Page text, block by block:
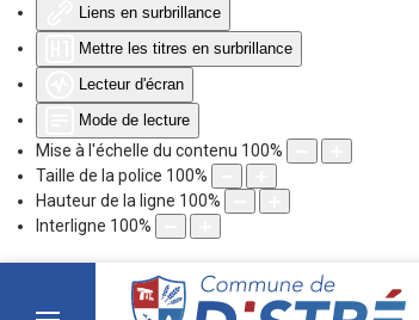
Liens en surbrillance
Mettre les titres en surbrillance
Lecteur d'écran
Mode de lecture
Mise à l'échelle du contenu 100%
Taille de la police 100%
Hauteur de la ligne 100%
Interligne 100%